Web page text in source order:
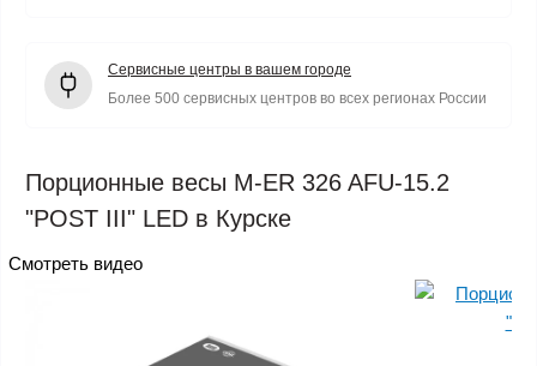
Сервисные центры в вашем городе
Более 500 сервисных центров во всех регионах России
Порционные весы M-ER 326 AFU-15.2
"POST III" LED в Курске
Смотреть видео